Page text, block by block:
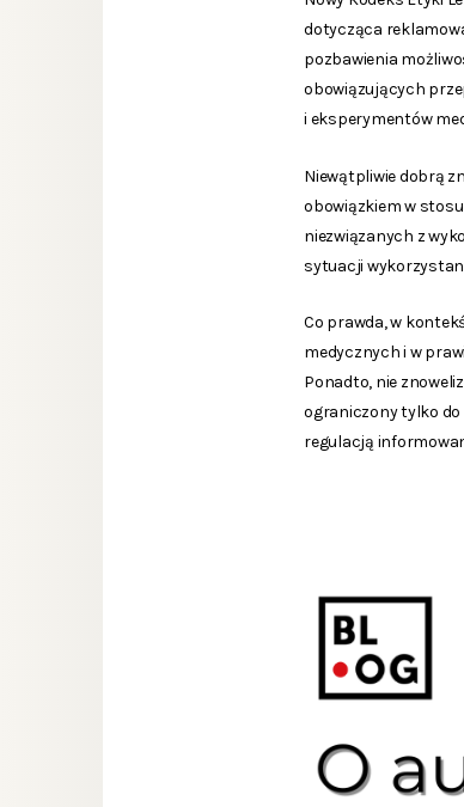
dotycząca
pozbawienia
obowiązujących
i eksperymentów
Niewątpliwie dobrą
obowiązkiem w
niezwiązanych z
sytuacji
Co prawda, w
medycznych i w
Ponadto, nie
ograniczony tylko
regulacją